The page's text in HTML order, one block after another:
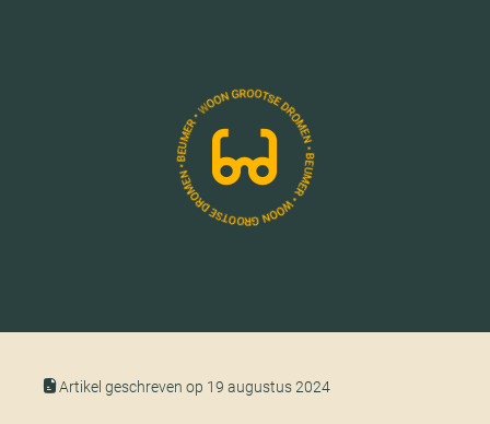
Artikel geschreven op 19 augustus 2024